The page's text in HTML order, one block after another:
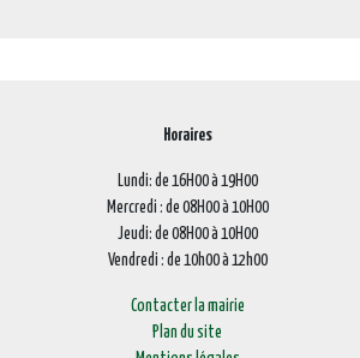
Horaires
Lundi: de 16H00 à 19H00
Mercredi : de 08H00 à 10H00
Jeudi: de 08H00 à 10H00
Vendredi : de 10h00 à 12h00
Contacter la mairie
Plan du site